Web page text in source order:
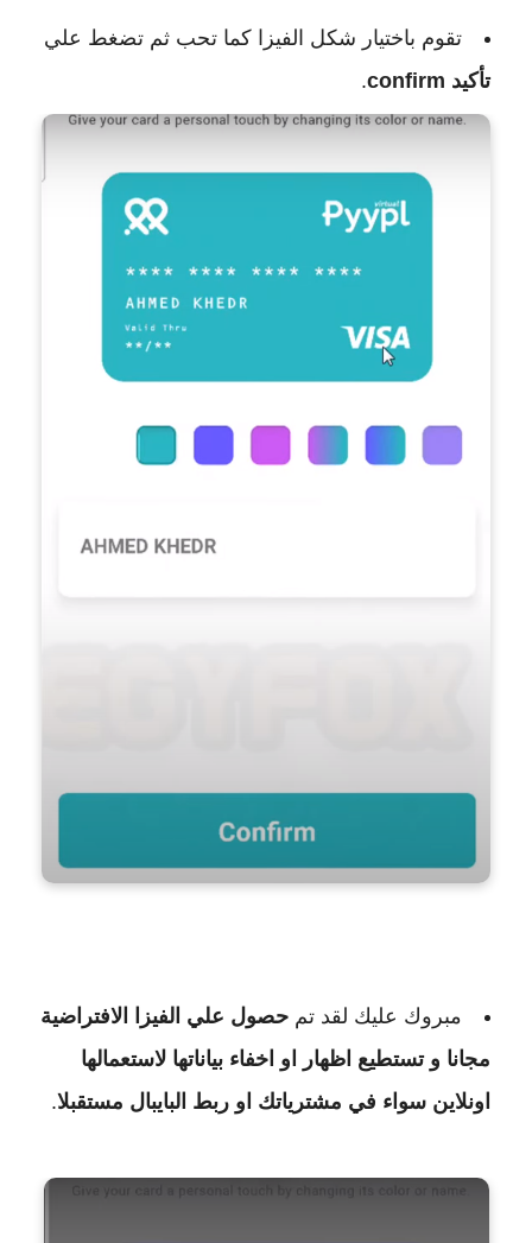
تقوم باختيار شكل الفيزا كما تحب ثم تضغط علي
تأكيد confirm
.
مبروك عليك لقد تم حصول علي الفيزا الافتراضية
مجانا و تستطيع اظهار او اخفاء بياناتها لاستعمالها
اونلاين سواء في مشترياتك او ربط البايبال مستقبلا.